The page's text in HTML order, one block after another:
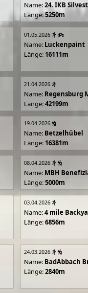
Name:24. IKB
Länge:5250m
01.05.2026
Name: Luckenpaint
Länge: 16111m
21.04.2026
Name: Regensburg
Länge:42199m
19.04.2026
Name: Betzelhübel
Länge: 16381m
08.04.2026
Name: MBH
Länge:5000m
03.04.2026
Name:4 mile
Länge:6856m
24.03.2026
Name: BadAbbach
Länge:2840m